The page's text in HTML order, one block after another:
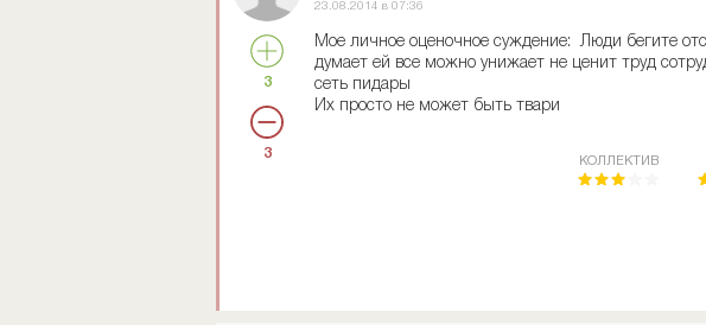
3
3
23.08.2014 в 07:36
Мое личное оценочное суждение: Люди бегите
думает ей все можно унижает не ценит труд
сеть пидары
Их просто не может быть твари
КОЛЛЕКТИВ